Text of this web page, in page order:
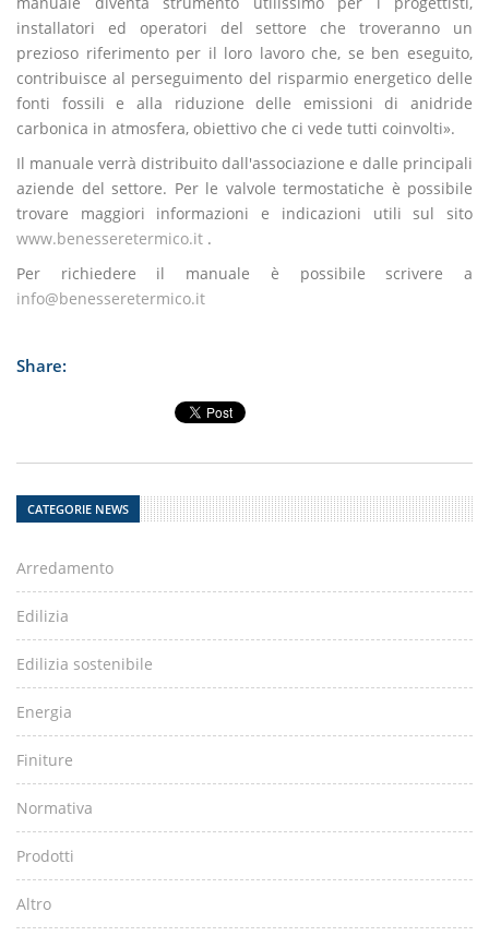
installatori ed operatori del settore che troveranno un
prezioso riferimento per il loro lavoro che, se ben eseguito,
contribuisce al perseguimento del risparmio energetico delle
fonti fossili e alla riduzione delle emissioni di anidride
carbonica in atmosfera, obiettivo che ci vede tutti coinvolti».
Il manuale verrà distribuito dall'associazione e dalle principali
aziende del settore. Per le valvole termostatiche è possibile
trovare maggiori informazioni e indicazioni utili sul sito
www.benesseretermico.it .
Per richiedere il manuale è possibile scrivere a
info@benesseretermico.it
Share:
CATEGORIE NEWS
Arredamento
Edilizia
Edilizia sostenibile
Energia
Finiture
Normativa
Prodotti
Altro